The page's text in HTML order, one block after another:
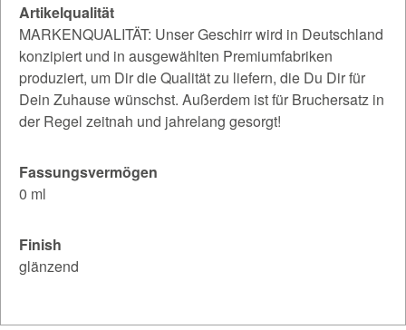
Artikelqualität
MARKENQUALITÄT: Unser Geschirr wird in Deutschland
konzipiert und in ausgewählten Premiumfabriken
produziert, um Dir die Qualität zu liefern, die Du Dir für
Dein Zuhause wünschst. Außerdem ist für Bruchersatz in
der Regel zeitnah und jahrelang gesorgt!
Fassungsvermögen
0 ml
Finish
glänzend